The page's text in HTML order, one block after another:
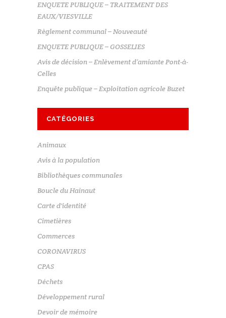
ENQUETE PUBLIQUE – TRAITEMENT DES
EAUX/VIESVILLE
Règlement communal – Nouveauté
ENQUETE PUBLIQUE – GOSSELIES
Avis de décision – Enlèvement d’amiante Pont-à-
Celles
Enquête publique – Exploitation agricole Buzet
CATÉGORIES
Animaux
Avis à la population
Bibliothèques communales
Boucle du Hainaut
Carte d'identité
Cimetières
Commerces
CORONAVIRUS
CPAS
Déchets
Développement rural
Devoir de mémoire